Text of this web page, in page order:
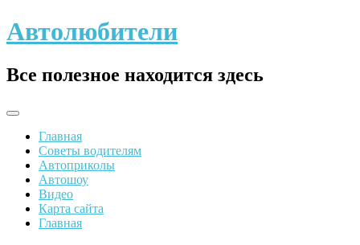
Skip
to
Автолюбители
Все полезное находится здесь
Главная
Советы водителям
Автоприколы
Автошоу
Видео
Карта сайта
Главная